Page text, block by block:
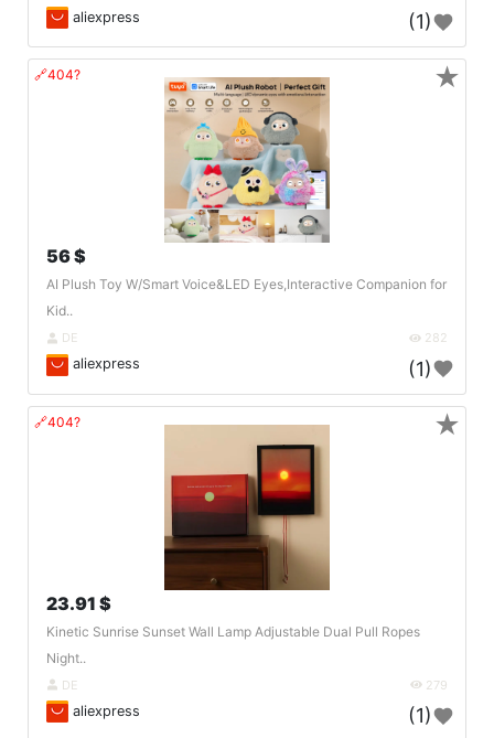
aliexpress (1)
🔗404?
56 $
AI Plush Toy W/Smart Voice&LED Eyes,Interactive Companion for
Kid..
DE 282
aliexpress (1)
★
🔗404?
23.91 $
Kinetic Sunrise Sunset Wall Lamp Adjustable Dual Pull Ropes
Night..
DE 279
aliexpress (1)
★